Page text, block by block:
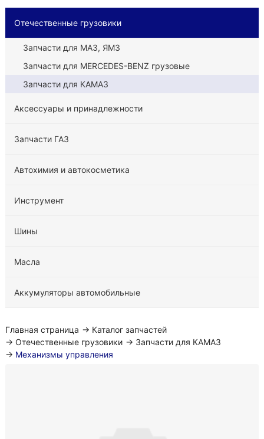
Отечественные грузовики
Запчасти для МАЗ, ЯМЗ
Запчасти для MERCEDES-BENZ грузовые
Запчасти для КАМАЗ
Аксессуары и принадлежности
Запчасти ГАЗ
Автохимия и автокосметика
Инструмент
Шины
Масла
Аккумуляторы автомобильные
Главная страница → Каталог запчастей
→ Отечественные грузовики → Запчасти для КАМАЗ
→ Механизмы управления